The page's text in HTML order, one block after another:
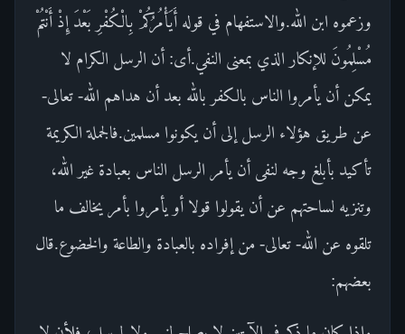
وزعموه ابن الله.والاستفهام في قوله أَيَأْمُرُكُمْ بِالْكُفْرِ بَعْدَ إِذْ أَنْتُمْ
مُسْلِمُونَ للإنكار الذي بمعنى النفي.أى: أن الرسل الكرام لا
يمكن أن يأمروا الناس بالكفر بالله بعد أن هداهم الله- تعالى-
عن طريق هؤلاء الرسل إلى أن يكونوا مسلمين.فالجملة الكريمة
تأكيد بأبلغ وجه لنفى أن يأمر الرسل الناس بعبادة غير الله،
وتنزيه لساحتهم عن أن يقولوا قولا أو يأمروا بأمر يخالف ما
تلقوه عن الله- تعالى- من إفراده بالعبادة والطاعة والخضوع.قال
بعضهم: